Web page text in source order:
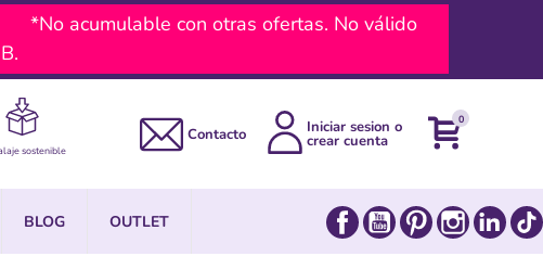
*No acumulable con otras ofertas. No válido
sostenible
Contacto Iniciar sesion o
crear cuenta
0
BLOG OUTLET FacebookYouTubePinterestInstagram